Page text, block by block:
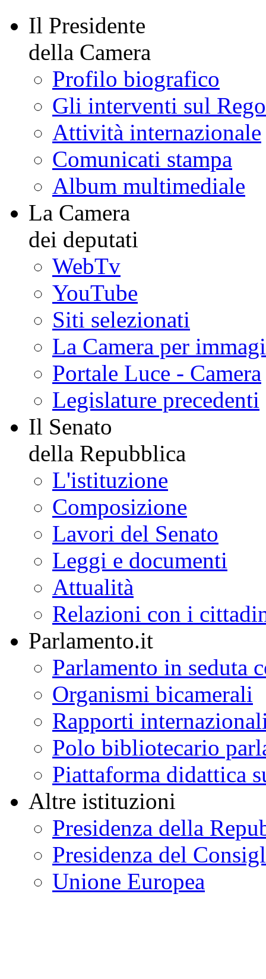
Il Presidente
della Camera
Profilo biografico
Gli interventi sul
Attività internazionale
Comunicati stampa
Album multimediale
La Camera
dei deputati
WebTv
YouTube
Siti selezionati
La Camera per
Portale Luce - Camera
Legislature precedenti
Il Senato
della Repubblica
L'istituzione
Composizione
Lavori del Senato
Leggi e documenti
Attualità
Relazioni con i
Parlamento.it
Parlamento in seduta
Organismi bicamerali
Rapporti
Polo bibliotecario
Piattaforma didattica
Altre istituzioni
Presidenza della
Presidenza del
Unione Europea